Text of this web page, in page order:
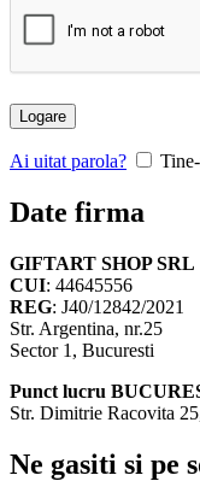
Logare
Ai uitat parola?
Date firma
GIFTART SHOP SRL
CUI: 44645556
REG: J40/12842/2021
Str. Argentina, nr.25
Sector 1, Bucuresti
Punct lucru
Str. Dimitrie Racovita
Ne gasiti si pe